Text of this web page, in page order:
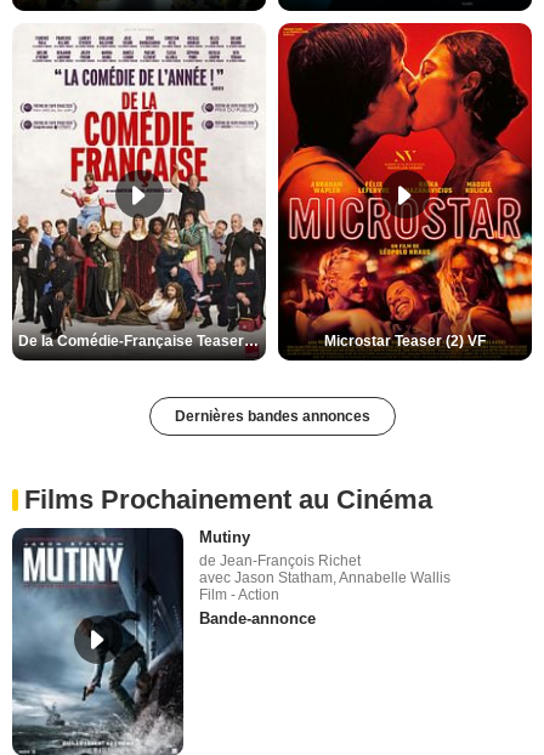
De la Comédie-Française Teaser (3) VF Microstar Teaser (2) VF
Dernières bandes annonces
Films Prochainement au Cinéma
Mutiny
de Jean-François Richet
avec Jason Statham, Annabelle Wallis
Film - Action
Bande-annonce